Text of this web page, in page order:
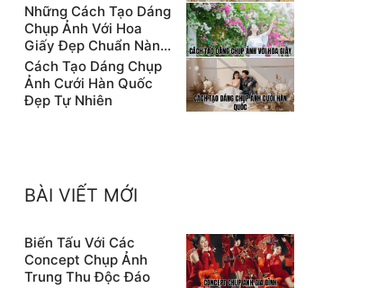
Những Cách Tạo Dáng
Chụp Ảnh Với Hoa
Giấy Đẹp Chuẩn Nàng
Thơ
Cách Tạo Dáng Chụp
Ảnh Cưới Hàn Quốc
Đẹp Tự Nhiên
BÀI VIẾT MỚI
Biến Tấu Với Các
Concept Chụp Ảnh
Trung Thu Độc Đáo